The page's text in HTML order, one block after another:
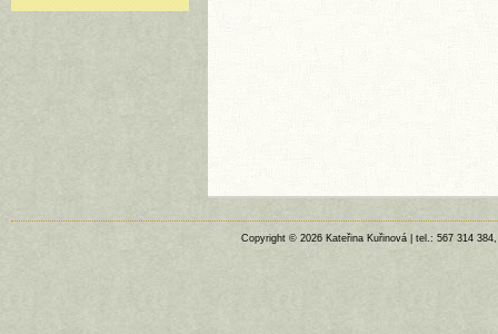
Copyright © 2026 Kateřina Kuřinová | tel.: 567 314